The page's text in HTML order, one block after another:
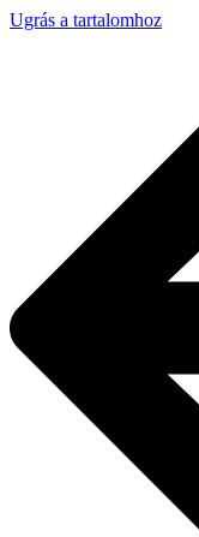
Ugrás a tartalomhoz